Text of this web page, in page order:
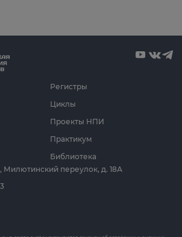
Циклы
Проекты НПИ
Практикум
Библиотека
Регистры
Милютинский переулок, д. 18А